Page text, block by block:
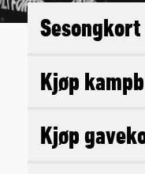
Kjøp
Kjøp